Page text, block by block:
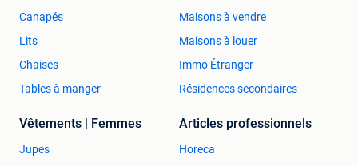
Canapés
Lits
Chaises
Tables à manger
Maisons à vendre
Maisons à louer
Immo Étranger
Résidences secondaires
Vêtements | Femmes
Jupes
Articles professionnels
Horeca